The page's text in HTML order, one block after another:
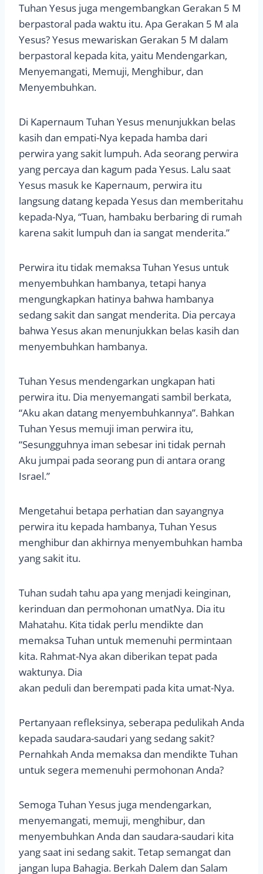
Tuhan Yesus juga mengembangkan Gerakan 5 M
berpastoral pada waktu itu. Apa Gerakan 5 M ala
Yesus? Yesus mewariskan Gerakan 5 M dalam
berpastoral kepada kita, yaitu Mendengarkan,
Menyemangati, Memuji, Menghibur, dan
Menyembuhkan.
Di Kapernaum Tuhan Yesus menunjukkan belas
kasih dan empati-Nya kepada hamba dari
perwira yang sakit lumpuh. Ada seorang perwira
yang percaya dan kagum pada Yesus. Lalu saat
Yesus masuk ke Kapernaum, perwira itu
langsung datang kepada Yesus dan memberitahu
kepada-Nya, “Tuan, hambaku berbaring di rumah
karena sakit lumpuh dan ia sangat menderita.”
Perwira itu tidak memaksa Tuhan Yesus untuk
menyembuhkan hambanya, tetapi hanya
mengungkapkan hatinya bahwa hambanya
sedang sakit dan sangat menderita. Dia percaya
bahwa Yesus akan menunjukkan belas kasih dan
menyembuhkan hambanya.
Tuhan Yesus mendengarkan ungkapan hati
perwira itu. Dia menyemangati sambil berkata,
“Aku akan datang menyembuhkannya”. Bahkan
Tuhan Yesus memuji iman perwira itu,
“Sesungguhnya iman sebesar ini tidak pernah
Aku jumpai pada seorang pun di antara orang
Israel.”
Mengetahui betapa perhatian dan sayangnya
perwira itu kepada hambanya, Tuhan Yesus
menghibur dan akhirnya menyembuhkan hamba
yang sakit itu.
Tuhan sudah tahu apa yang menjadi keinginan,
kerinduan dan permohonan umatNya. Dia itu
Mahatahu. Kita tidak perlu mendikte dan
memaksa Tuhan untuk memenuhi permintaan
kita. Rahmat-Nya akan diberikan tepat pada
waktunya. Dia
akan peduli dan berempati pada kita umat-Nya.
Pertanyaan refleksinya, seberapa pedulikah Anda
kepada saudara-saudari yang sedang sakit?
Pernahkah Anda memaksa dan mendikte Tuhan
untuk segera memenuhi permohonan Anda?
Semoga Tuhan Yesus juga mendengarkan,
menyemangati, memuji, menghibur, dan
menyembuhkan Anda dan saudara-saudari kita
yang saat ini sedang sakit. Tetap semangat dan
jangan lupa Bahagia. Berkah Dalem dan Salam